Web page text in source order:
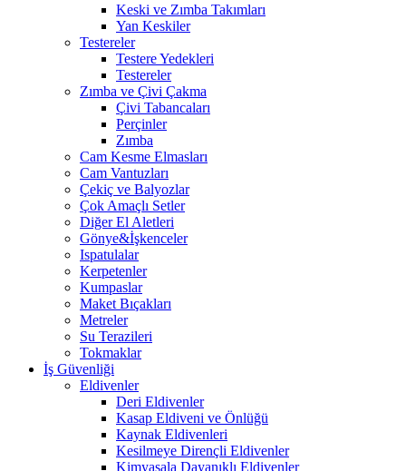
Keski ve Zımba Takımları
Yan Keskiler
Testereler
Testere Yedekleri
Testereler
Zımba ve Çivi Çakma
Çivi Tabancaları
Perçinler
Zımba
Cam Kesme Elmasları
Cam Vantuzları
Çekiç ve Balyozlar
Çok Amaçlı Setler
Diğer El Aletleri
Gönye&İşkenceler
Ispatulalar
Kerpetenler
Kumpaslar
Maket Bıçakları
Metreler
Su Terazileri
Tokmaklar
İş Güvenliği
Eldivenler
Deri Eldivenler
Kasap Eldiveni ve Önlüğü
Kaynak Eldivenleri
Kesilmeye Dirençli Eldivenler
Kimyasala Dayanıklı Eldivenler